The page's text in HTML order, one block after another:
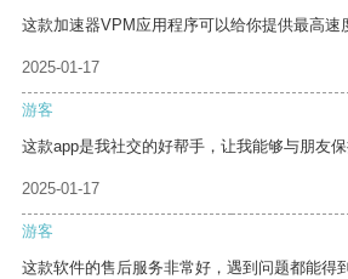
这款加速器VPM应用程序可以给你提供最高速
2025-01-17
游客
这款app是我社交的好帮手，让我能够与朋友保
2025-01-17
游客
这款软件的售后服务非常好，遇到问题都能得